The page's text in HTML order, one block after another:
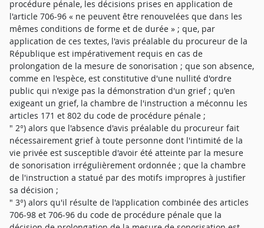
procédure pénale, les décisions prises en application de
l'article 706-96 « ne peuvent être renouvelées que dans les
mêmes conditions de forme et de durée » ; que, par
application de ces textes, l'avis préalable du procureur de la
République est impérativement requis en cas de
prolongation de la mesure de sonorisation ; que son absence,
comme en l'espèce, est constitutive d'une nullité d'ordre
public qui n'exige pas la démonstration d'un grief ; qu'en
exigeant un grief, la chambre de l'instruction a méconnu les
articles 171 et 802 du code de procédure pénale ;
" 2°) alors que l'absence d'avis préalable du procureur fait
nécessairement grief à toute personne dont l'intimité de la
vie privée est susceptible d'avoir été atteinte par la mesure
de sonorisation irrégulièrement ordonnée ; que la chambre
de l'instruction a statué par des motifs impropres à justifier
sa décision ;
" 3°) alors qu'il résulte de l'application combinée des articles
706-98 et 706-96 du code de procédure pénale que la